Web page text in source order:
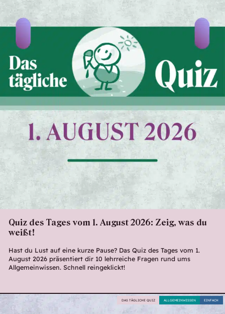
Quiz des Tages vom 1. August 2026: Zeig, was du
weißt!
Hast du Lust auf eine kurze Pause? Das Quiz des Tages vom 1.
August 2026 präsentiert dir 10 lehrreiche Fragen rund ums
Allgemeinwissen. Schnell reingeklickt!
EINFACH
ALLGEMEINWISSEN
DAS TÄGLICHE QUIZ